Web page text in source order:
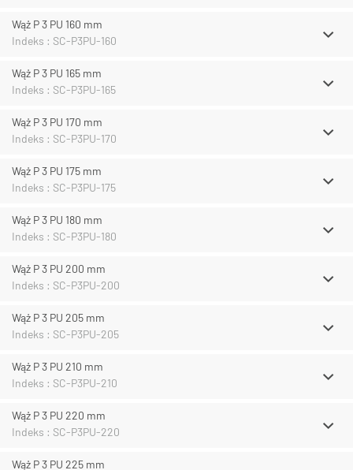
Wąż P 3 PU 160 mm
Indeks : SC-P3PU-160
Wąż P 3 PU 165 mm
Indeks : SC-P3PU-165
Wąż P 3 PU 170 mm
Indeks : SC-P3PU-170
Wąż P 3 PU 175 mm
Indeks : SC-P3PU-175
Wąż P 3 PU 180 mm
Indeks : SC-P3PU-180
Wąż P 3 PU 200 mm
Indeks : SC-P3PU-200
Wąż P 3 PU 205 mm
Indeks : SC-P3PU-205
Wąż P 3 PU 210 mm
Indeks : SC-P3PU-210
Wąż P 3 PU 220 mm
Indeks : SC-P3PU-220
Wąż P 3 PU 225 mm